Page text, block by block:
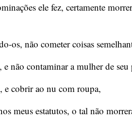
ele fez, certamente
os, não cometer coisas
e não contaminar a mulher de
e cobrir ao nu com roupa,
meus estatutos, o tal não